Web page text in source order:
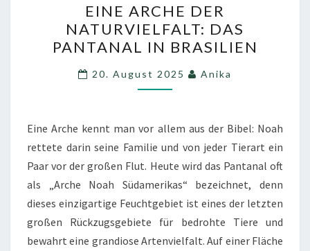
ARCHE
DER
NATURVIELFALT:
DAS
PANTANAL
BRASILIEN
EINE ARCHE DER
NATURVIELFALT: DAS
PANTANAL IN BRASILIEN
20. August 2025 Anika
Eine Arche kennt man vor allem aus der Bibel: Noah
rettete darin seine Familie und von jeder Tierart ein
Paar vor der großen Flut. Heute wird das Pantanal oft
als „Arche Noah Südamerikas“ bezeichnet, denn
dieses einzigartige Feuchtgebiet ist eines der letzten
großen Rückzugsgebiete für bedrohte Tiere und
bewahrt eine grandiose Artenvielfalt. Auf einer Fläche